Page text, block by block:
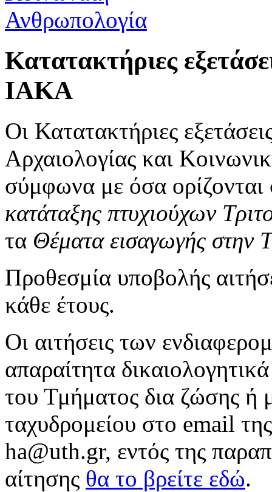
Κατατακτήριες
ΙΑΚΑ
Οι Κατατακτήριες
Αρχαιολογίας και
σύμφωνα με όσα
κατάταξης πτυχιούχων
τα Θέματα εισαγωγής στην
Προθεσμία υποβολής
κάθε έτους.
Οι αιτήσεις των
απαραίτητα
του Τμήματος δια ζώσης ή
ταχυδρομείου στο email
ha@uth.gr, εντός της
αίτησης θα το βρείτε εδώ.